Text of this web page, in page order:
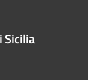
Sicilia